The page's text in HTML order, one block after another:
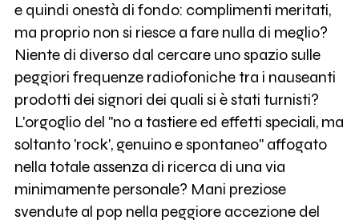
e quindi onestà di fondo: complimenti meritati,
ma proprio non si riesce a fare nulla di meglio?
Niente di diverso dal cercare uno spazio sulle
peggiori frequenze radiofoniche tra i nauseanti
prodotti dei signori dei quali si è stati turnisti?
L'orgoglio del "no a tastiere ed effetti speciali, ma
soltanto 'rock', genuino e spontaneo" affogato
nella totale assenza di ricerca di una via
minimamente personale? Mani preziose
svendute al pop nella peggiore accezione del